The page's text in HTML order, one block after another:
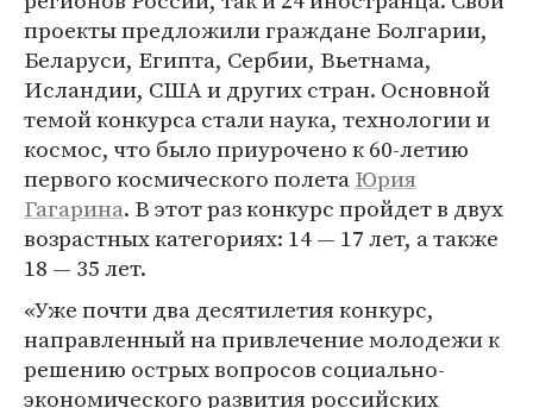
проекты предложили граждане Болгарии,
Беларуси, Египта, Сербии, Вьетнама,
Исландии, США и других стран. Основной
темой конкурса стали наука, технологии и
космос, что было приурочено к 60-летию
первого космического полетаЮрия
Гагарина. В этот раз конкурс пройдет в двух
возрастных категориях: 14 — 17 лет, а также
18 — 35 лет.
«Уже почти два десятилетия конкурс,
направленный на привлечение молодежи к
решению острых вопросов социально-
экономического развития российских